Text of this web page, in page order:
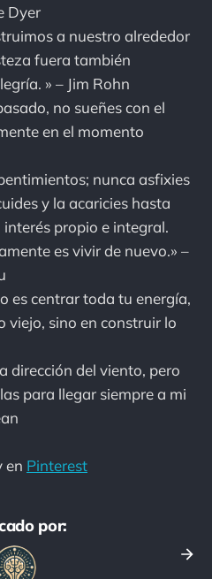
Dyer
a nuestro alrededor
fuera también
» – Jim Rohn
no sueñes con el
en el momento
nunca asfixies
y la acaricies hasta
propio e integral.
es vivir de nuevo.» –
es centrar toda tu energía,
viejo, sino en construir lo
dirección del viento, pero
para llegar siempre a mi
en Pinterest
por: